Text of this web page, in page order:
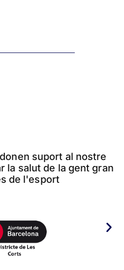
suport al nostre
la salut de la gent gran
de l'esport